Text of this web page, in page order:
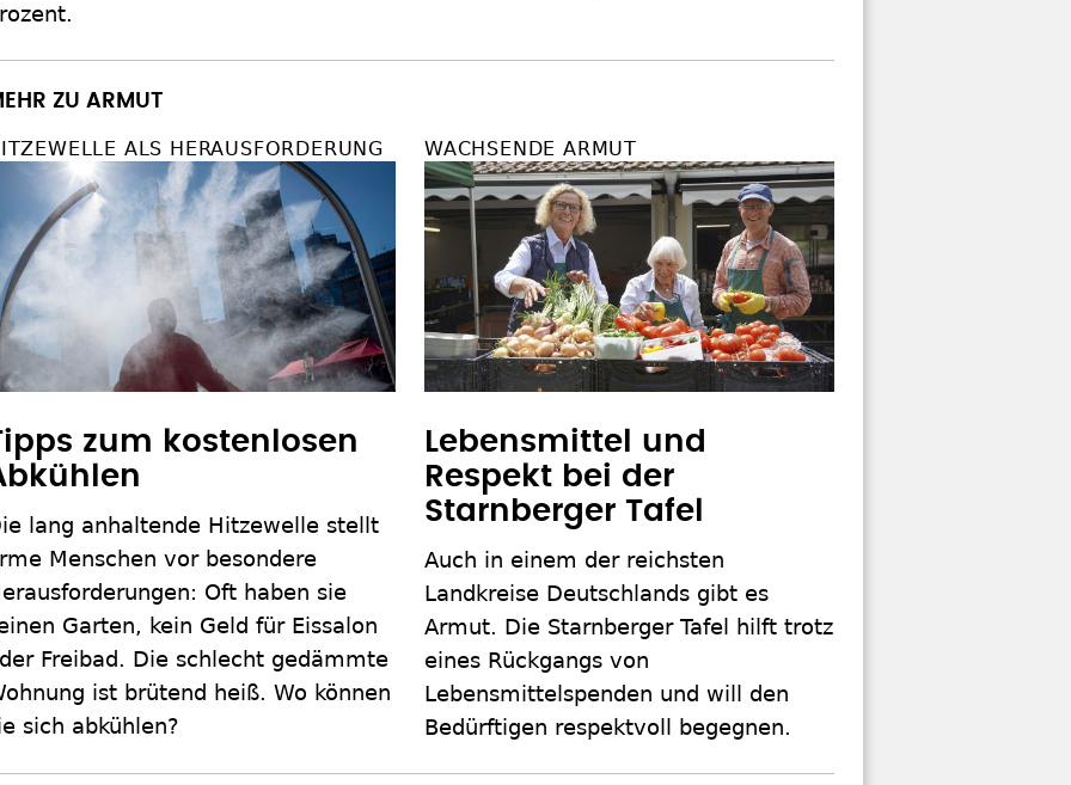
ZU ARMUT
ALS HERAUSFORDERUNG
zum kostenlosen
lang anhaltende Hitzewelle stellt
Menschen vor besondere
Oft haben sie
Garten, kein Geld für Eissalon
Freibad. Die schlecht gedämmte
ist brütend heiß. Wo können
sich abkühlen?
WACHSENDE ARMUT
Lebensmittel und
Respekt bei der
Starnberger Tafel
Auch in einem der reichsten
Landkreise Deutschlands gibt es
Armut. Die Starnberger Tafel hilft trotz
eines Rückgangs von
Lebensmittelspenden und will den
Bedürftigen respektvoll begegnen.